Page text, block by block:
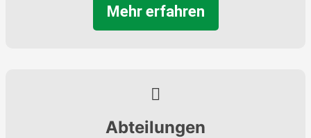
Mehr erfahren
Abteilungen